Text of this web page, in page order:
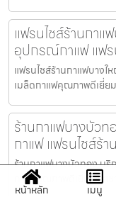
แฟรนไชส์ร้านกาแ
อุปกรณ์กาแฟ แฟร
แฟรนไชส์ร้านกาแฟบางใ
เมล็ดกาแฟคุณภาพดีเยี่ย
ร้านกาแฟบางบัว
กาแฟ แฟรนไชส์ร้า
ร้านกาแฟบางบัวทอง บริ
กาแฟคุณภาพดีเยี่ยม รส
หน้าหลัก เมนู